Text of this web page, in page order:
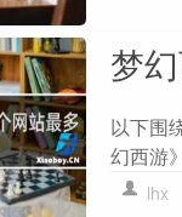
梦
以下围
幻西游
lhx